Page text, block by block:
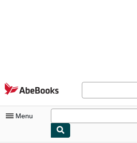
Skip to main content
AbeBooks.com
Menu